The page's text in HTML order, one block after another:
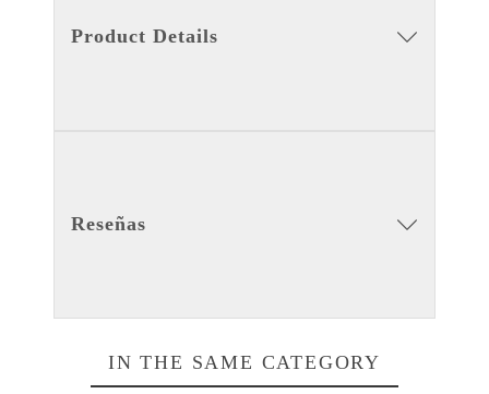
Product Details
Reseñas
IN THE SAME CATEGORY